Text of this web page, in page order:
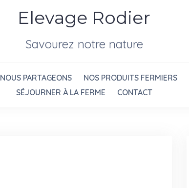
Elevage Rodier
Savourez notre nature
NOUS PARTAGEONS NOS PRODUITS FERMIERS
SÉJOURNER À LA FERME
CONTACT